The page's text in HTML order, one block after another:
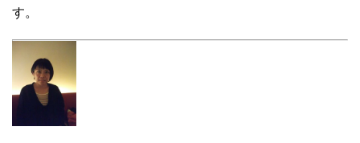
す。